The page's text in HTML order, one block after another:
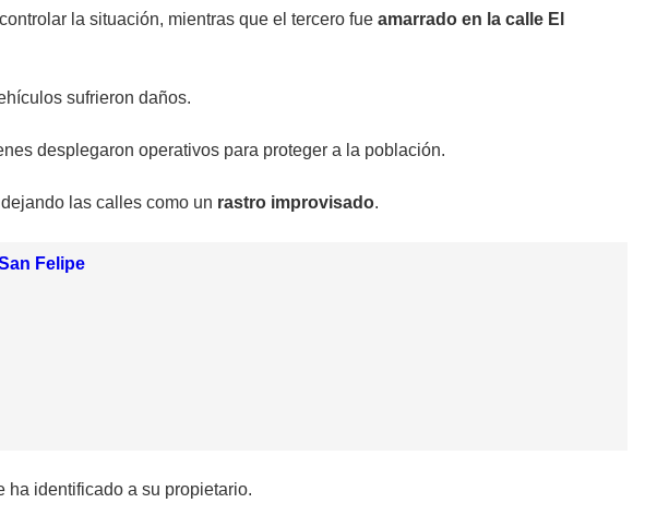
la situación, mientras que el tercero fue amarrado en la calle El
sufrieron daños.
desplegaron operativos para proteger a la población.
las calles como un rastro improvisado.
Felipe
ha identificado a su propietario.